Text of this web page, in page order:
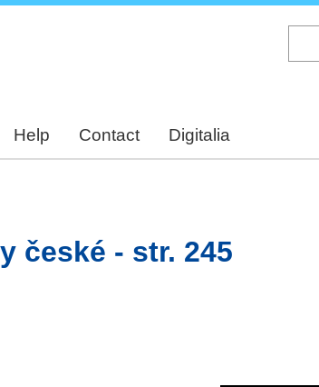
Help Contact Digitalia
české - str. 245